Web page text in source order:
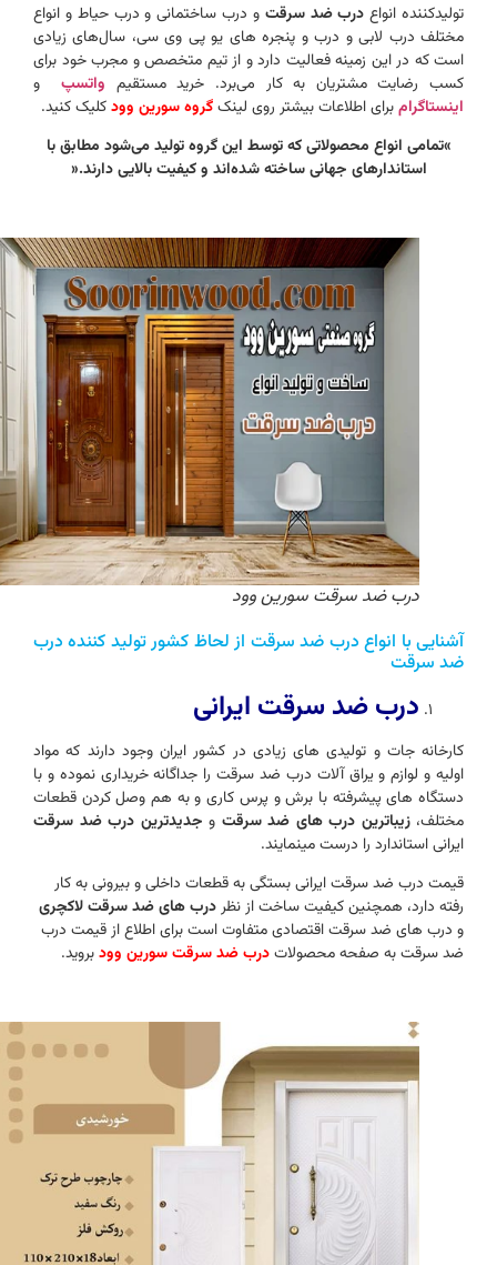
تولیدکننده انواعدرب ضد سرقتو درب ساختمانی و درب حیاط و انواع
مختلف درب لابی و درب و پنجره های یو پی وی سی، سال‌های زیادی
است که در این زمینه فعالیت دارد و از تیم متخصص و مجرب خود برای
کسب رضایت مشتریان به کار می‌برد. خرید مستقیمواتسپو
اینستاگرامبرای اطلاعات بیشتر روی لینکگروه سورین وودکلیک کنید.
»تمامی انواع محصولاتی که توسط این گروه تولید می‌شود مطابق با
استاندارهای جهانی ساخته شده‌اند و کیفیت بالایی دارند.«
درب ضد سرقت سورین وود
آشنایی با انواع درب ضد سرقت از لحاظ کشور تولید کننده درب
ضد سرقت
درب ضد سرقت ایرانی
کارخانه جات و تولیدی های زیادی در کشور ایران وجود دارند که مواد
اولیه و لوازم و یراق آلات درب ضد سرقت را جداگانه خریداری نموده و با
دستگاه های پیشرفته با برش و پرس کاری و به هم وصل کردن قطعات
مختلف،زیباترین درب های ضد سرقتوجدیدترین درب ضد سرقت
ایرانی استاندارد را درست مینمایند.
قیمت درب ضد سرقت ایرانی بستگی به قطعات داخلی و بیرونی به کار
رفته دارد، همچنین کیفیت ساخت از نظردرب های ضد سرقت لاکچری
و درب های ضد سرقت اقتصادی متفاوت است برای اطلاع از قیمت درب
ضد سرقت به صفحه محصولاتدرب ضد سرقت سورین وودبروید.